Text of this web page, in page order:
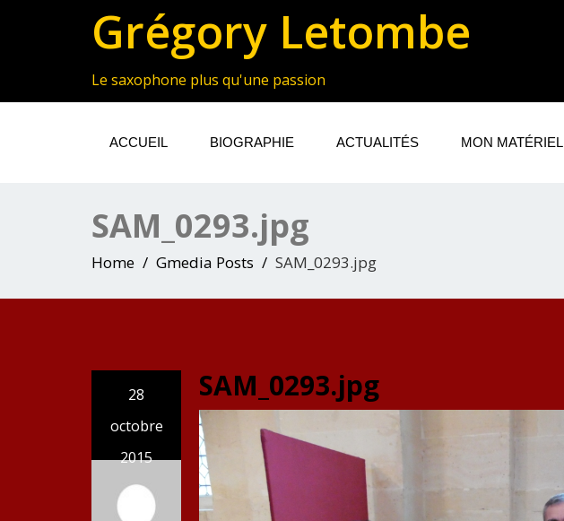
Grégory Letombe
Le saxophone plus qu'une passion
ACCUEIL BIOGRAPHIE ACTUALITÉS MON MATÉRIEL
SAM_0293.jpg
Home Gmedia Posts SAM_0293.jpg
28
octobre
2015
SAM_0293.jpg